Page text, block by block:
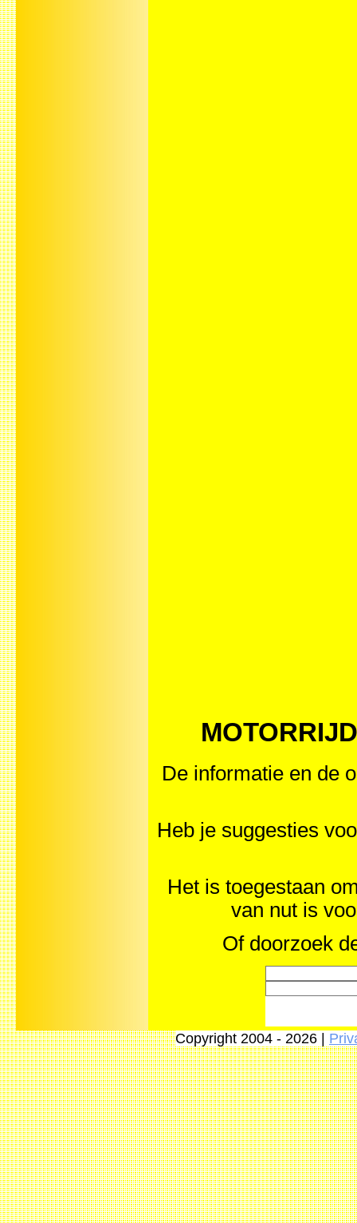
De informatie en de
Heb je suggesties
Het is toegestaan
van nut is
Of doorzoek
Copyright 2004 - 2026 |